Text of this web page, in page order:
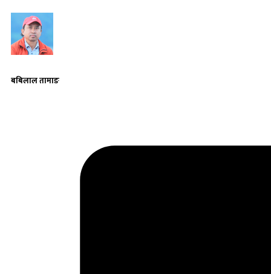
बबिलाल तामाङ